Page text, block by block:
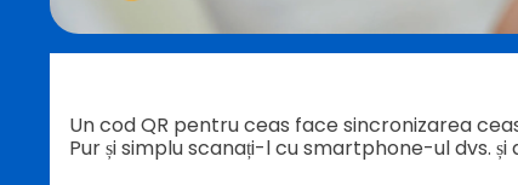
Un cod QR pentru ceas face sincronizarea
Pur și simplu scanați-l cu smartphone-ul dvs.